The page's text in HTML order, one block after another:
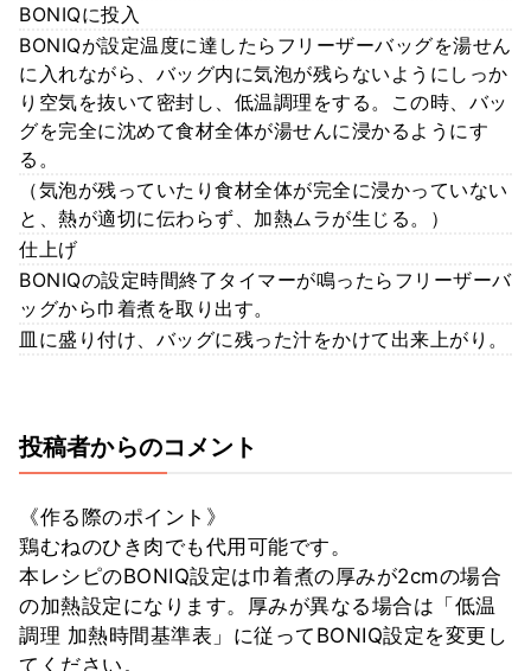
BONIQに投入
BONIQが設定温度に達したらフリーザーバッグを湯せん
に入れながら、バッグ内に気泡が残らないようにしっか
り空気を抜いて密封し、低温調理をする。この時、バッ
グを完全に沈めて食材全体が湯せんに浸かるようにす
る。
（気泡が残っていたり食材全体が完全に浸かっていない
と、熱が適切に伝わらず、加熱ムラが生じる。）
仕上げ
BONIQの設定時間終了タイマーが鳴ったらフリーザーバ
ッグから巾着煮を取り出す。
皿に盛り付け、バッグに残った汁をかけて出来上がり。
投稿者からのコメント
《作る際のポイント》
鶏むねのひき肉でも代用可能です。
本レシピのBONIQ設定は巾着煮の厚みが2cmの場合
の加熱設定になります。厚みが異なる場合は「低温
調理 加熱時間基準表」に従ってBONIQ設定を変更し
てください。